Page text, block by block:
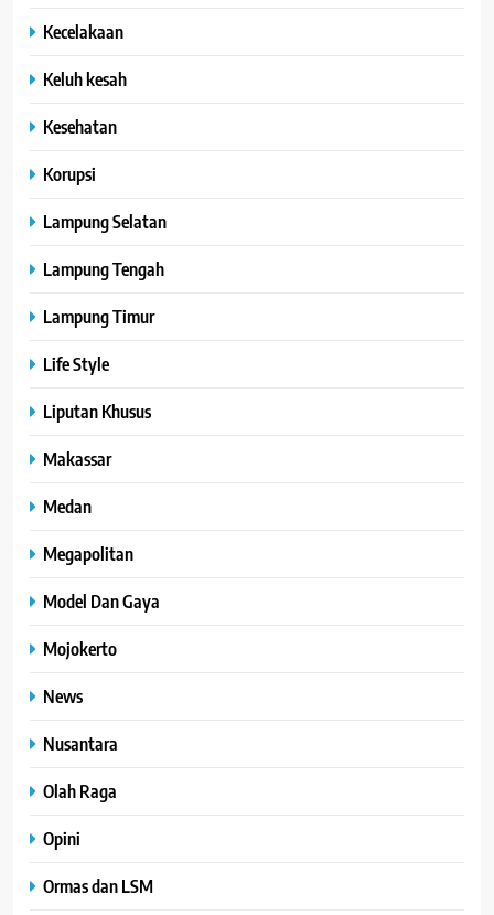
Kecelakaan
Keluh kesah
Kesehatan
Korupsi
Lampung Selatan
Lampung Tengah
Lampung Timur
Life Style
Liputan Khusus
Makassar
Medan
Megapolitan
Model Dan Gaya
Mojokerto
News
Nusantara
Olah Raga
Opini
Ormas dan LSM